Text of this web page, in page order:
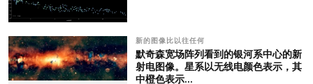
新的图像比以往任何
默奇森宽场阵列看到的银河系中心的新
射电图像。星系以无线电颜色表示，其
中橙色表示...